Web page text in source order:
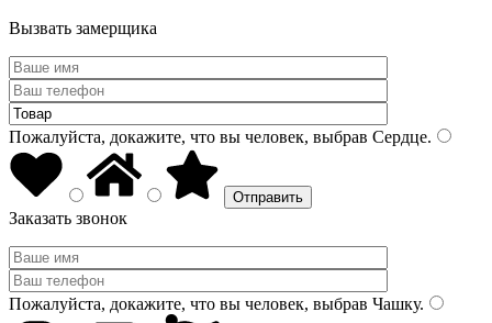
Вызвать замерщика
Пожалуйста, докажите, что вы человек, выбрав Сердце.
Заказать звонок
Пожалуйста, докажите, что вы человек, выбрав Чашку.